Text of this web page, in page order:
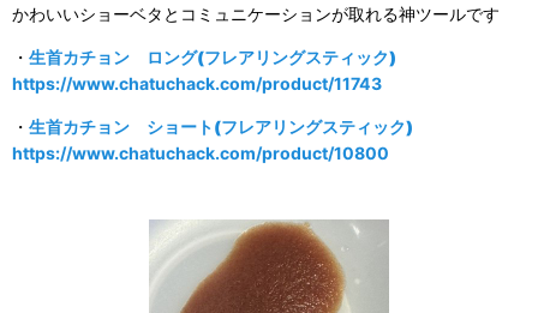
かわいいショーベタとコミュニケーションが取れる神ツールです
・ 生首カチョン ロング(フレアリングスティック)
https://www.chatuchack.com/product/11743
・ 生首カチョン ショート(フレアリングスティック)
https://www.chatuchack.com/product/10800